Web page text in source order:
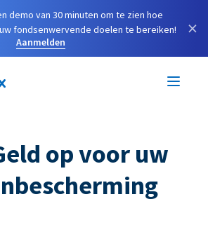
demo van 30 minuten om te zien hoe
fondsenwervende doelen te bereiken!
Aanmelden
×
op voor uw